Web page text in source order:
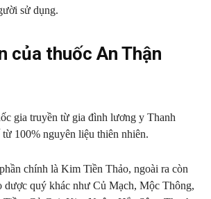
sử dụng.
của thuốc An Thận
gia truyền từ gia đình lương y Thanh
100% nguyên liệu thiên nhiên.
chính là Kim Tiền Thảo, ngoài ra còn
dược quý khác như Củ Mạch, Mộc Thông,